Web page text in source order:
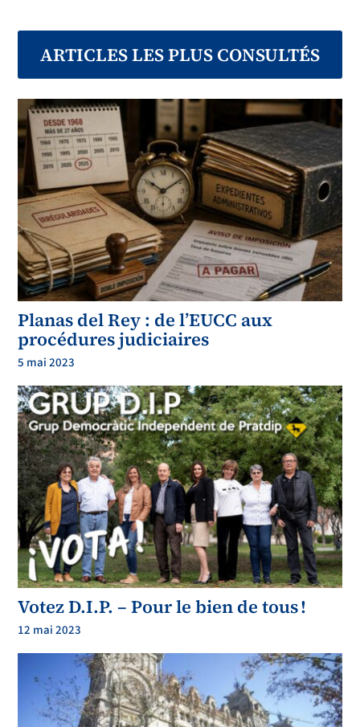
ARTICLES LES PLUS CONSULTÉS
Planas del Rey : de l’EUCC aux
procédures judiciaires
5 mai 2023
Votez D.I.P. – Pour le bien de tous !
12 mai 2023